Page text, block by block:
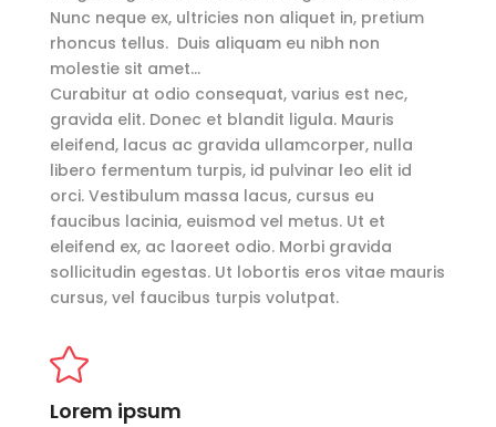
Nunc neque ex, ultricies non aliquet in, pretium
rhoncus tellus. Duis aliquam eu nibh non
molestie sit amet…
Curabitur at odio consequat, varius est nec,
gravida elit. Donec et blandit ligula. Mauris
eleifend, lacus ac gravida ullamcorper, nulla
libero fermentum turpis, id pulvinar leo elit id
orci. Vestibulum massa lacus, cursus eu
faucibus lacinia, euismod vel metus. Ut et
eleifend ex, ac laoreet odio. Morbi gravida
sollicitudin egestas. Ut lobortis eros vitae mauris
cursus, vel faucibus turpis volutpat.

Lorem ipsum